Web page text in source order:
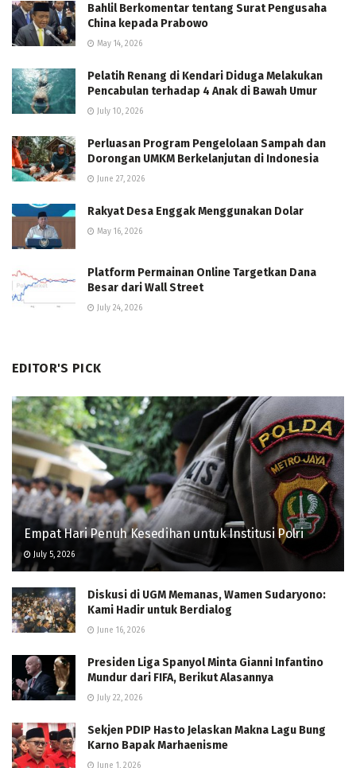
Bahlil Berkomentar tentang Surat Pengusaha
China kepada Prabowo
May 14, 2026
Pelatih Renang di Kendari Diduga Melakukan
Pencabulan terhadap 4 Anak di Bawah Umur
July 10, 2026
Perluasan Program Pengelolaan Sampah dan
Dorongan UMKM Berkelanjutan di Indonesia
June 27, 2026
Rakyat Desa Enggak Menggunakan Dolar
May 16, 2026
Platform Permainan Online Targetkan Dana
Besar dari Wall Street
July 24, 2026
EDITOR'S PICK
Empat Hari Penuh Kesedihan untuk Institusi Polri
July 5, 2026
Diskusi di UGM Memanas, Wamen Sudaryono:
Kami Hadir untuk Berdialog
June 16, 2026
Presiden Liga Spanyol Minta Gianni Infantino
Mundur dari FIFA, Berikut Alasannya
July 22, 2026
Sekjen PDIP Hasto Jelaskan Makna Lagu Bung
Karno Bapak Marhaenisme
June 1, 2026